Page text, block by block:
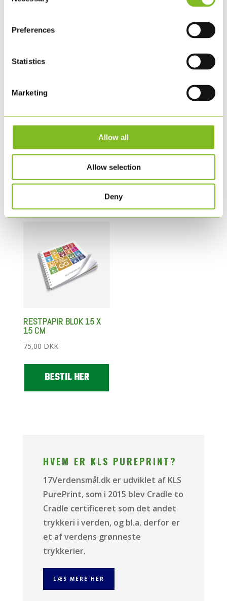
Preferences
Statistics
Marketing
Allow all
Allow selection
Deny
STORE TERNINGER – 1
BESTIL HER
PLAKAT MED ALLE FN’S
FORMAT
90,00DKK
BESTIL HER
RESTPAPIR BLOK 15 X
15 CM
75,00 DKK
BESTIL HER
HVEM ER KLS PUREPRINT?
17Verdensmål.dk er udviklet af KLS
PurePrint, som i 2015 blev Cradle to
Cradle certificeret som det andet
trykkeri i verden, og bl.a. derfor er
et af verdens grønneste
trykkerier.
LÆS MERE HER